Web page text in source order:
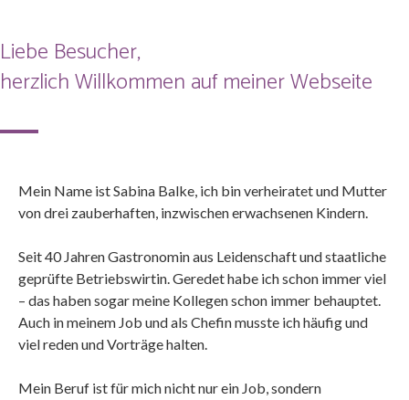
Liebe Besucher,
herzlich Willkommen auf meiner Webseite
Mein Name ist Sabina Balke, ich bin verheiratet und Mutter
von drei zauberhaften, inzwischen erwachsenen Kindern.
Seit 40 Jahren Gastronomin aus Leidenschaft und staatliche
geprüfte Betriebswirtin. Geredet habe ich schon immer viel
– das haben sogar meine Kollegen schon immer behauptet.
Auch in meinem Job und als Chefin musste ich häufig und
viel reden und Vorträge halten.
Mein Beruf ist für mich nicht nur ein Job, sondern